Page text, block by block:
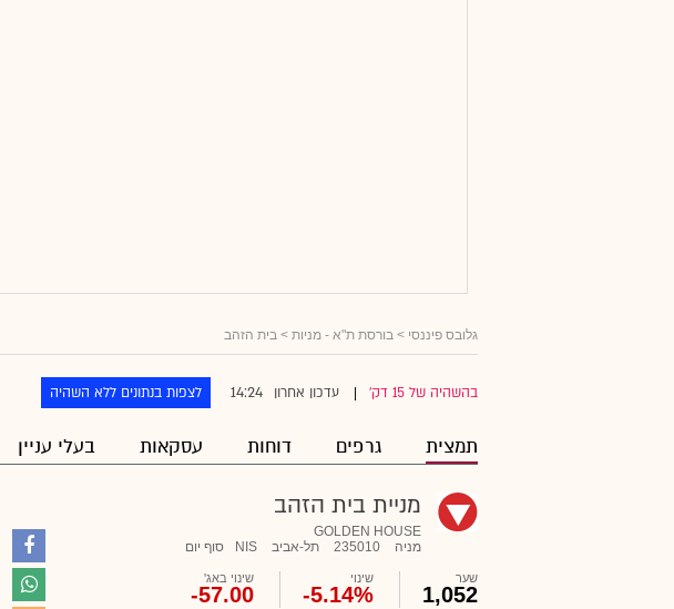
גלובס פיננסי > בורסת ת"א - מניות > בית הזהב
בהשהיה של 15 דק' עדכון אחרון 14:24 לצפות בנתונים ללא השהיה
תמצית גרפים דוחות עסקאות בעלי עניין
מניית בית הזהב
GOLDEN HOUSE
מניה
235010 תל-אביב NIS סוף יום
שער
1,052
שינוי
-5.14%
שינוי באג'
-57.00